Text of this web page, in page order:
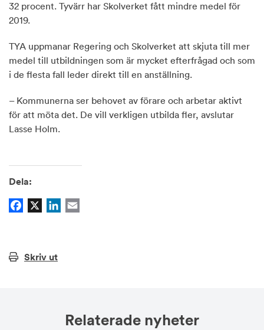
32 procent. Tyvärr har Skolverket fått mindre medel för
2019.
TYA uppmanar Regering och Skolverket att skjuta till mer
medel till utbildningen som är mycket efterfrågad och som
i de flesta fall leder direkt till en anställning.
– Kommunerna ser behovet av förare och arbetar aktivt
för att möta det. De vill verkligen utbilda fler, avslutar
Lasse Holm.
Dela:
Facebook
LinkedIn
Skriv ut
Relaterade nyheter